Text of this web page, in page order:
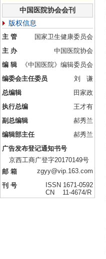
中国医院协会会刊
版权信息
主 管
国家卫生健康委员会
主 办
中国医院协会
编 辑
《中国医院》编辑委员会
编委会主任委员
刘 谦
总编辑
田家政
执行总编
王才有
副总编辑
郝秀兰
编辑部主任
郝秀兰
广告发布登记通知书号
京西工商广登字20170149号
邮 箱
zgyy@vip.163.com
刊 号
ISSN 1671-0592
CN 11-4674/R